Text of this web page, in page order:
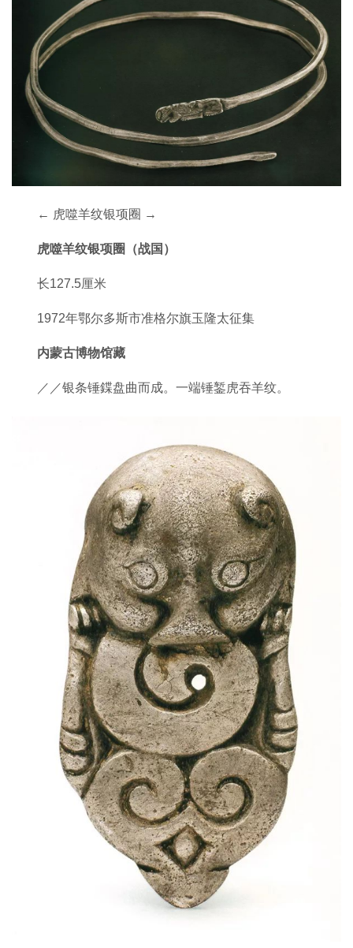
← 虎噬羊纹银项圈 →
虎噬羊纹银项圈（战国）
长127.5厘米
1972年鄂尔多斯市准格尔旗玉隆太征集
内蒙古博物馆藏
／／银条锤鍱盘曲而成。一端锤錾虎吞羊纹。